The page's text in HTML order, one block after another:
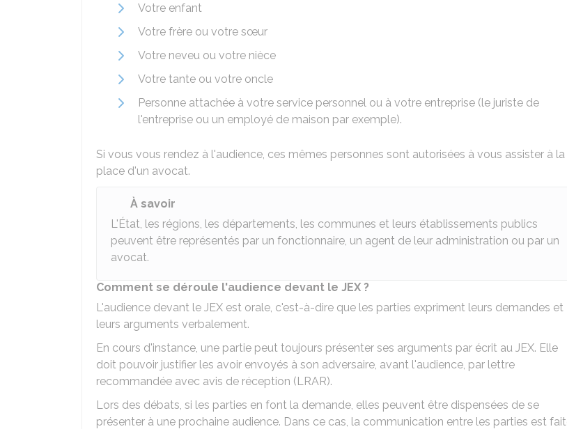
Votre enfant
Votre frère ou votre sœur
Votre neveu ou votre nièce
Votre tante ou votre oncle
Personne attachée à votre service personnel ou à votre entreprise (le juriste de
l'entreprise ou un employé de maison par exemple).
Si vous vous rendez à l'audience, ces mêmes personnes sont autorisées à vous assister à la
place d'un avocat.
À savoir
L'État, les régions, les départements, les communes et leurs établissements publics
peuvent être représentés par un fonctionnaire, un agent de leur administration ou par un
avocat.
Comment se déroule l'audience devant le JEX ?
L'audience devant le JEX est orale, c'est-à-dire que les parties expriment leurs demandes et
leurs arguments verbalement.
En cours d'instance, une partie peut toujours présenter ses arguments par écrit au JEX. Elle
doit pouvoir justifier les avoir envoyés à son adversaire, avant l'audience, par lettre
recommandée avec avis de réception (LRAR).
Lors des débats, si les parties en font la demande, elles peuvent être dispensées de se
présenter à une prochaine audience. Dans ce cas, la communication entre les parties est